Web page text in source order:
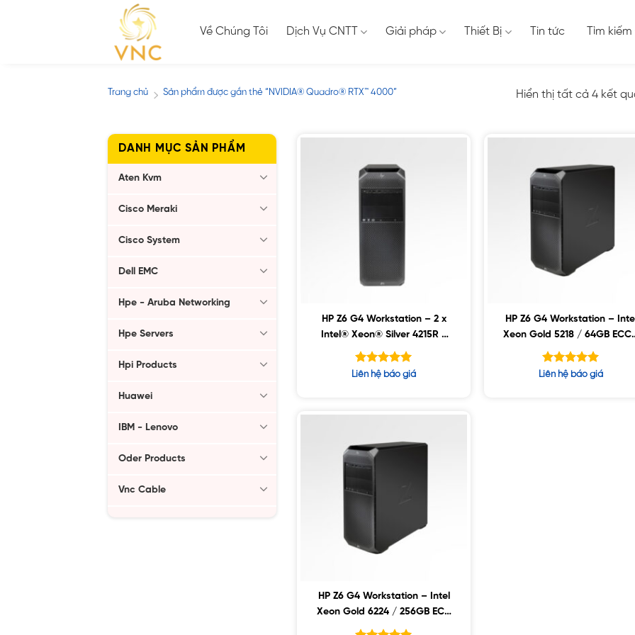
Về Chúng Tôi Dịch Vụ CNTT Giải pháp Thiết Bị Tin tức Tìm kiếm
Trang chủ / Sản phẩm được gắn thẻ “NVIDIA® Quadro® RTX™ 4000” Hiển thị tất cả 4 kết
DANH MỤC SẢN PHẨM
Aten Kvm
Cisco Meraki
Cisco System
Dell EMC
Hpe - Aruba Networking
Hpe Servers
Hpi Products
Huawei
IBM - Lenovo
Oder Products
Vnc Cable
HP Z6 G4 Workstation – 2 x
Intel® Xeon® Silver 4215R /
64GB D4 ECC / 1TB SSD /
Được xếp
Liên hệ báo giá
HP Z6 G4 Workstation – Intel
Xeon Gold 5218 / 64GB ECC
2TB SSD / 6TB SATA / Nvidia
Được xếp
Liên hệ báo giá
HP Z6 G4 Workstation – Intel
Xeon Gold 6224 / 256GB ECC
/ 2TB SSD / 8TB SATA / Nvidia